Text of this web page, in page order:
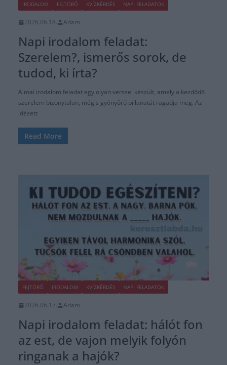
IRODALOM FEJTÖRŐ KVÍZKÉRDÉS NAPI FELADATOK
2026.06.18. Adam
Napi irodalom feladat:
Szerelem?, ismerős sorok, de
tudod, ki írta?
A mai irodalom feladat egy olyan verssel készült, amely a kezdődő
szerelem bizonytalan, mégis gyönyörű pillanatát ragadja meg. Az
idézett
Read More
FEJTÖRŐ IRODALOM KVÍZKÉRDÉS NAPI FELADATOK
2026.06.17. Adam
Napi irodalom feladat: hálót fon
az est, de vajon melyik folyón
ringanak a hajók?